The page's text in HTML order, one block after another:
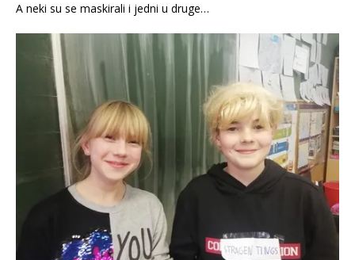
A neki su se maskirali i jedni u druge…